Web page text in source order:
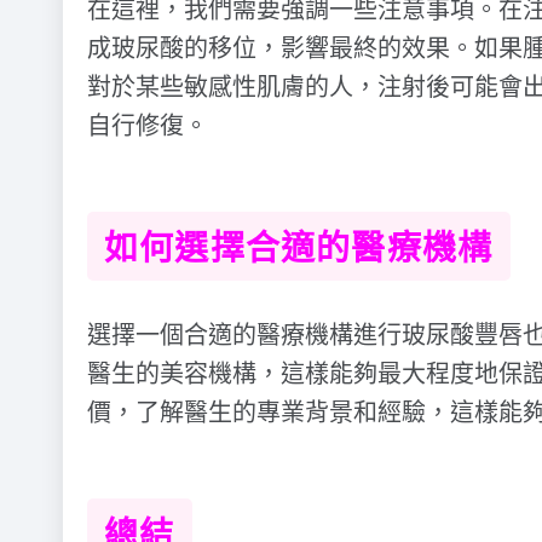
在這裡，我們需要強調一些注意事項。在
成玻尿酸的移位，影響最終的效果。如果
對於某些敏感性肌膚的人，注射後可能會
自行修復。
如何選擇合適的醫療機構
選擇一個合適的醫療機構進行玻尿酸豐唇
醫生的美容機構，這樣能夠最大程度地保
價，了解醫生的專業背景和經驗，這樣能